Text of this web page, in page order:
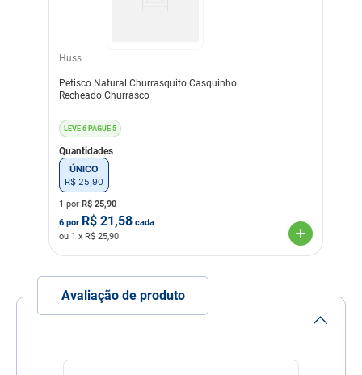
Transgênico Sem Transgênico
Huss
Petisco Natural Churrasquito Casquinho
Recheado Churrasco
LEVE 6 PAGUE 5
Quantidades
ÚNICO
R$ 25 90
1 por R$ 25,90
6 por R$ 21,58 cada
ou 1 x R$ 25,90
Avaliação de produto